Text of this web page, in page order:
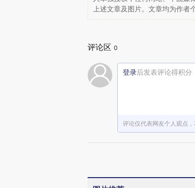
上述文章及图片。文章均为作者
评论区 0
登录后发表评论得积分
评论仅代表网友个人观点